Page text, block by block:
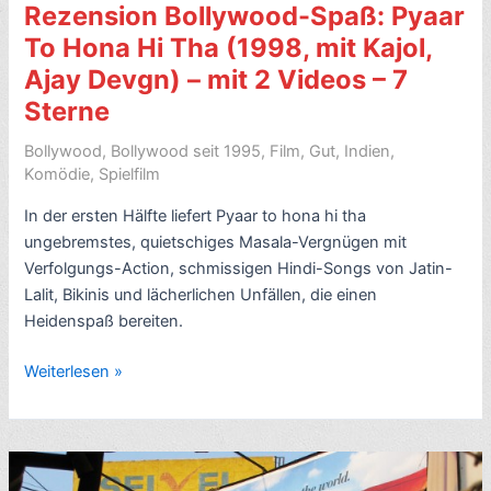
Anupama
Chopra
(2008)
–
8
Sterne
Rezension Bollywood-Spaß: Pyaar
To Hona Hi Tha (1998, mit Kajol,
Ajay Devgn) – mit 2 Videos – 7
Sterne
Bollywood, Bollywood seit 1995, Film, Gut, Indien,
Komödie, Spielfilm
In der ersten Hälfte liefert Pyaar to hona hi tha
ungebremstes, quietschiges Masala-Vergnügen mit
Verfolgungs-Action, schmissigen Hindi-Songs von Jatin-
Lalit, Bikinis und lächerlichen Unfällen, die einen
Heidenspaß bereiten.
Rezension
Spaß:
Pyaar
To
Weiterlesen »